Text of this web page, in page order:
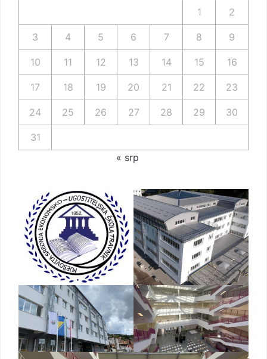
1 2
3 4 5 6 7 8 9
10 11 12 13 14 15 16
17 18 19 20 21 22 23
24 25 26 27 28 29 30
31
« srp